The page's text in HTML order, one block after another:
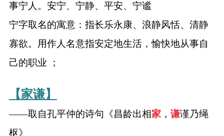
事宁人。安宁、宁静、平安、宁谧
宁字取名的寓意：指长乐永康、浪静风恬、清静
寡欲。用作人名意指安定地生活，愉快地从事自
己的职业 ；
【家谦】
——取自孔平仲的诗句《昌龄出相家， 谦谨乃绳
枢》